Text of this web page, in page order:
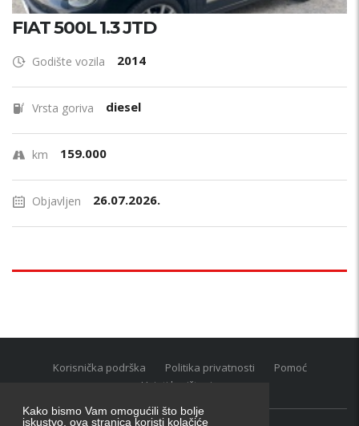
Kako bismo Vam omogućili što bolje
iskustvo, ova stranica koristi kolačiće
FIAT 500L 1.3 JTD
Godište vozila 2014
Vrsta goriva diesel
km 159.000
Objavljen 26.07.2026.
Korisnička podrška Politika privatnosti
Pomoć
Uvjeti korištenja